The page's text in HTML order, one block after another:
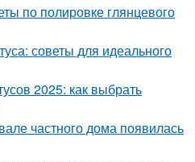
по полировке глянцевого
советы для идеального
2025: как выбрать
частного дома появилась